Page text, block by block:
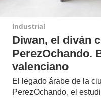
Industrial
Diwan, el diván
PerezOchando.
valenciano
El legado árabe de la
PerezOchando, el